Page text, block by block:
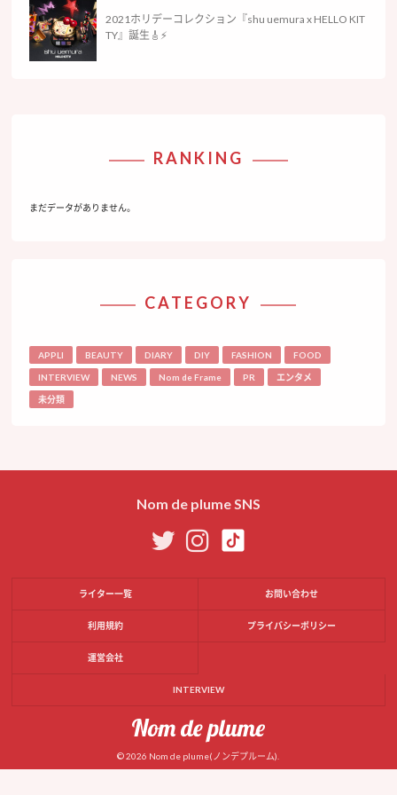
2021ホリデーコレクション『shu uemura x HELLO KIT
TY』誕生🎸⚡️
RANKING
まだデータがありません。
CATEGORY
APPLI BEAUTY DIARY DIY FASHION FOOD
INTERVIEW NEWS Nom de Frame PR エンタメ
未分類
Nom de plume SNS
ライター一覧 お問い合わせ
利用規約 プライバシーポリシー
運営会社
INTERVIEW
© 2026 Nom de plume(ノンデプルーム).